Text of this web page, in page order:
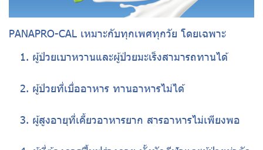
PANAPRO-CAL เหมาะกับทุกเพศทุกวัย โดยเฉพาะ
ผู้ป่วยเบาหวานและผู้ป่วยมะเร็งสามารถทานได้ ‍
ผู้ป่วยที่เบื่ออาหาร ทานอาหารไม่ได้
ผู้สูงอายุที่เคี้ยวอาหารยาก สารอาหารไม่เพียงพอ ‍